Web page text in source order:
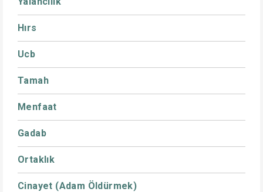
Hırs
Ucb
Tamah
Menfaat
Gadab
Ortaklık
Cinayet (Adam Öldürmek)